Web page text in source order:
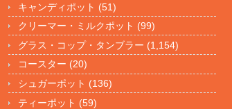
キャンディポット (51)
クリーマー・ミルクポット (99)
グラス・コップ・タンブラー (1,154)
コースター (20)
シュガーポット (136)
ティーポット (59)